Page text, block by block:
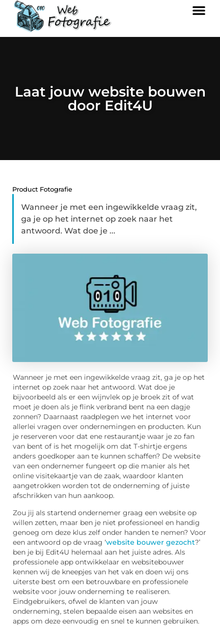
Laat jouw website bouwen
door Edit4U
Product Fotografie
Wanneer je met een ingewikkelde vraag zit,
ga je op het internet op zoek naar het
antwoord. Wat doe je ...
Wanneer je met een ingewikkelde vraag zit, ga je op het
internet op zoek naar het antwoord. Wat doe je
bijvoorbeeld als er een wijnvlek op je broek zit of wat
moet je doen als je flink verbrand bent na een dagje
zonnen? Daarnaast raadplegen we het internet voor
allerlei vragen over ondernemingen en producten. Kun
je reserveren voor dat ene restaurantje waar je zo fan
van bent of is het mogelijk om dat T-shirtje ergens
anders goedkoper aan te kunnen schaffen? De website
van een ondernemer fungeert op die manier als het
online visitekaartje van de zaak, waardoor klanten
aangetrokken worden tot de onderneming of juiste
afschrikken van hun aankoop.
Zou jij als startend ondernemer graag een website op
willen zetten, maar ben je niet professioneel en handig
genoeg om deze klus zelf onder handen te nemen? Voor
een antwoord op de vraag ‘website bouwer gezocht?’
ben je bij Edit4U helemaal aan het juiste adres. Als
professionele app ontwikkelaar en websitebouwer
kennen wij de kneepjes van het vak en doen wij ons
uiterste best om een betrouwbare en professionele
website voor jouw onderneming te realiseren.
Eindgebruikers, ofwel de klanten van jouw
onderneming, stelen bepaalde eisen aan websites en
apps om deze eenvoudig en snel te kunnen gebruiken.